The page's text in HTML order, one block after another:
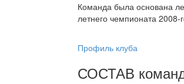
Команда была основана
летнего чемпионата
Профиль клуба
СОСТАВ